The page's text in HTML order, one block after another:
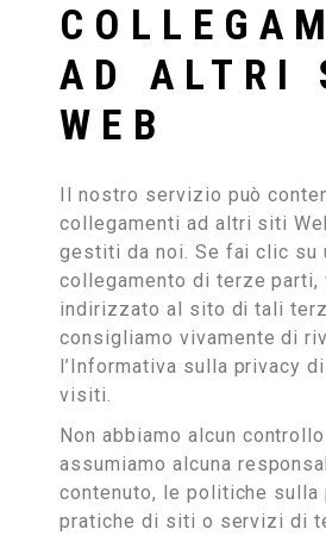
AD ALTRI
WEB
Il nostro servizio può
collegamenti ad altri siti
gestiti da noi. Se fai clic su
collegamento di terze parti,
indirizzato al sito di tali
consigliamo vivamente di
l’Informativa sulla privacy
visiti.
Non abbiamo alcun
assumiamo alcuna
contenuto, le politiche sulla
pratiche di siti o servizi di